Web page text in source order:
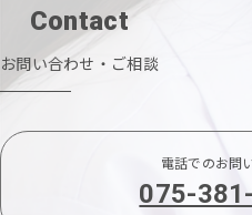
Contact
お問い合わせ・ご相談
電話でのお問
075-